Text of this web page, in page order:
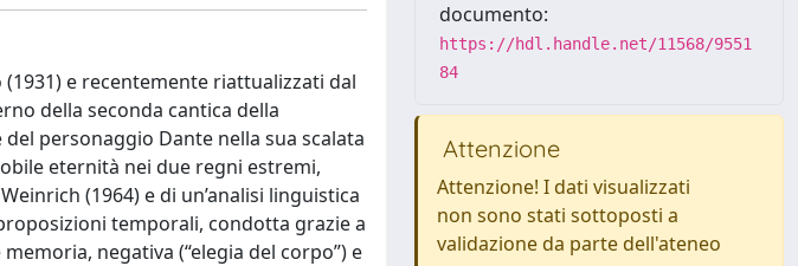
e recentemente riattualizzati dal
della seconda cantica della
personaggio Dante nella sua scalata
eternità nei due regni estremi,
(1964) e di un’analisi linguistica
temporali, condotta grazie a
negativa (“elegia del corpo”) e
documento:
https://hdl.handle.net/11568/9551
84
Attenzione
Attenzione! I dati visualizzati
non sono stati sottoposti a
validazione da parte dell'ateneo